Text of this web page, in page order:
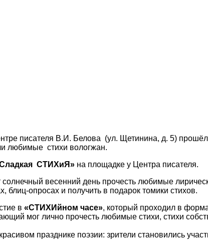
писателя В.И. Белова (ул. Щетинина, д. 5)
любимые стихи вологжан.
СТИХиЯ» на площадке у Центра писателя.
весенний день прочесть любимые
блиц-опросах и получить в подарок томики стихов.
в «СТИХИйном часе», который проходил в
мог лично прочесть любимые стихи, стихи
празднике поэзии: зрители становились